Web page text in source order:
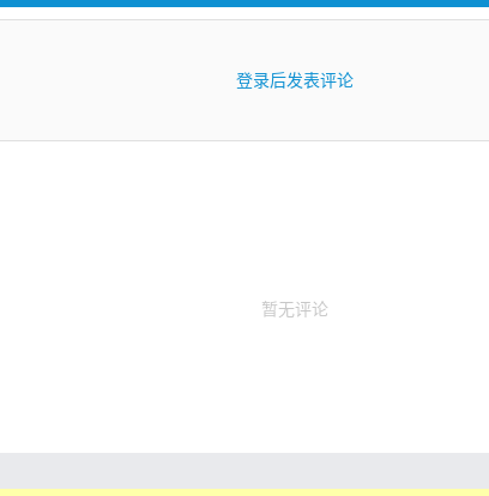
登录后发表评论
暂无评论